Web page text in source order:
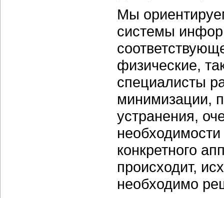
Мы
системы
физические,
специалисты
минимизации,
устранения,
конкретного
происходит,
необходимо